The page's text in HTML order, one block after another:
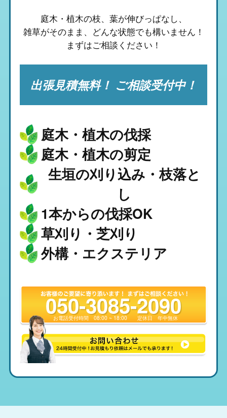
庭木・植木の枝、葉が伸びっぱなし、
雑草がそのまま、 どんな状態でも構いません！
まずはご相談ください！
出張見積無料！ ご相談受付中！
庭木・植木の伐採
1本からの伐採OK
庭木・植木の剪定
草刈り・芝刈り
生垣の刈り込み・枝落と
し
外構・エクステリア
050-3085-2090
お電話受付時間08:00 ~ 18:00 定休日年中無休